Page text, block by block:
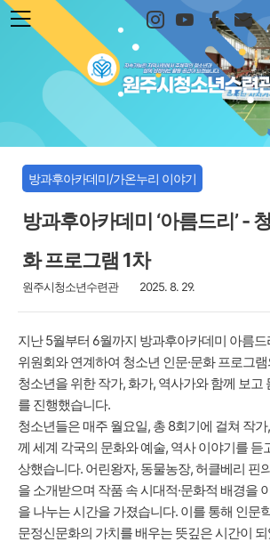
본문 바로가기
원주시청소년수련
방과후아카데미/가온누리 이야기
방과후아카데미 ‘아름드리’ -
화 프로그램 1차
원주시청소년수련관 2025. 8. 29.
지난 5월부터 6월까지 방과후아카데미 아름
위원회와 연계하여 청소년 인문·문화 프로그
청소년을 위한 작가, 화가, 역사가와 함께 보고
를 진행했습니다.
청소년들은 매주 월요일, 총 8회기에 걸쳐 작
께 세계 각국의 문화와 예술, 역사 이야기를 듣
상했습니다. 어린왕자, 동물농장, 허클베리 핀
을 소개받으며 작품 속 시대적·문화적 배경을
을 나누는 시간을 가졌습니다. 이를 통해 인문
문정신문화의 가치를 배우는 뜻깊은 시간이